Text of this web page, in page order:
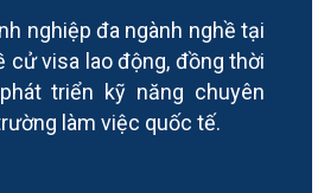
nghiệp đa ngành nghề tại
cử visa lao động, đồng thời
triển kỹ năng chuyên
làm việc quốc tế.